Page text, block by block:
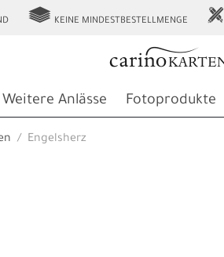
g KEINE MINDESTBESTELLMENGE h
Weitere Anlässe Fotoprodukte
Engelsherz